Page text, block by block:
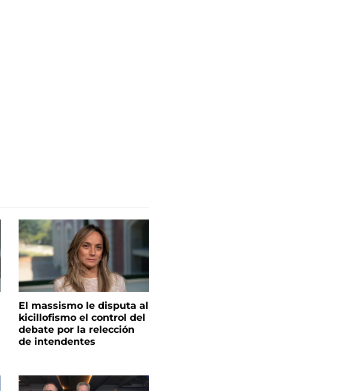
El massismo le disputa al
kicillofismo el control del
debate por la relección
de intendentes